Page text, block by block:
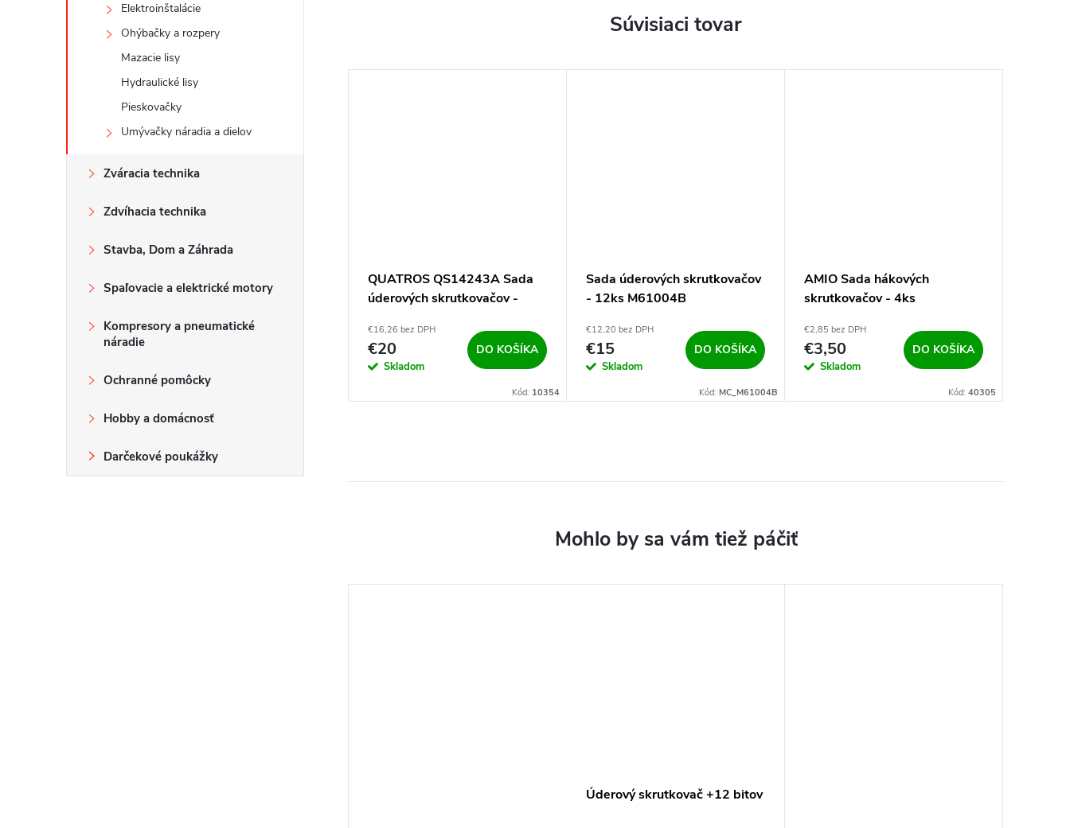
Elektroinštalácie
Ohýbačky a rozpery
Mazacie lisy
Hydraulické lisy
Pieskovačky
Umývačky náradia a dielov
Zváracia technika
Zdvíhacia technika
Stavba, Dom a Záhrada
Spaľovacie a elektrické motory
Kompresory a pneumatické
náradie
Ochranné pomôcky
Hobby a domácnosť
Darčekové poukážky
Súvisiaci tovar
QUATROS QS14243A Sada
úderových skrutkovačov -
€16,26 bez DPH
€20
Skladom
DO KOŠÍKA
Kód: 10354
Sada úderových skrutkovačov
- 12ks M61004B
€12,20 bez DPH
€15
Skladom
DO KOŠÍKA
Kód: MC_M61004B
AMIO Sada hákových
skrutkovačov - 4ks
€2,85 bez DPH
€3,50
Skladom
DO KOŠÍKA
Kód: 40305
Úderový skrutkovač +12 bitov